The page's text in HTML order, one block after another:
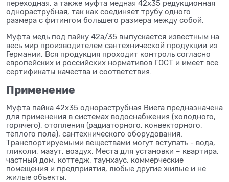
переходная, а также муфта медная 42x35 редукционная
однораструбная, так как соединяет трубу одного
размера с фитингом большего размера между собой.
Муфта медь под пайку 42а/35 выпускается известным на
весь мир производителем сантехнической продукции из
Германии. Вся продукция проходит контроль согласно
европейских и российских нормативов ГОСТ и имеет все
сертификаты качества и соответствия.
Применение
Муфта пайка 42x35 однораструбная Виега предназначена
для применения в системах водоснабжения (холодного,
горячего), отопления (радиаторного, конвекторного,
тёплого пола), сантехнического оборудования.
Транспортируемыми веществами могут вступать - вода,
гликоли, мазут, воздух. Места для установки – квартира,
частный дом, коттедж, таунхаус, коммерческие
помещения и предприятия, любые другие жилые и не
жилые объекты.